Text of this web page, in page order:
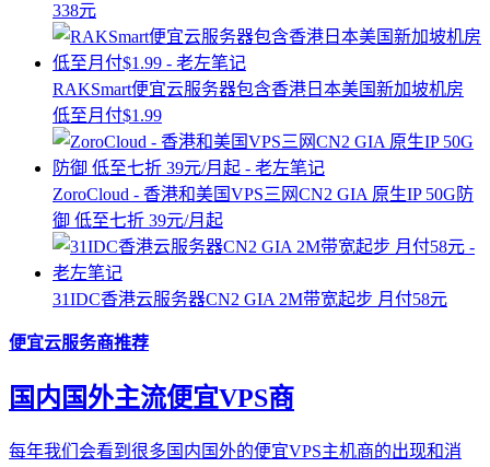
338元
RAKSmart便宜云服务器包含香港日本美国新加坡机房
低至月付$1.99
ZoroCloud - 香港和美国VPS三网CN2 GIA 原生IP 50G防
御 低至七折 39元/月起
31IDC香港云服务器CN2 GIA 2M带宽起步 月付58元
便宜云服务商推荐
国内国外主流便宜VPS商
每年我们会看到很多国内国外的便宜VPS主机商的出现和消